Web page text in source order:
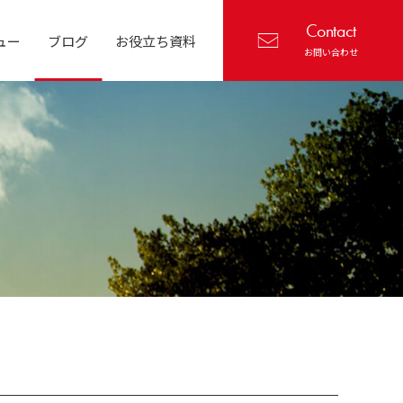
ー ブログ お役立ち資料 Contact
お問い合わせ